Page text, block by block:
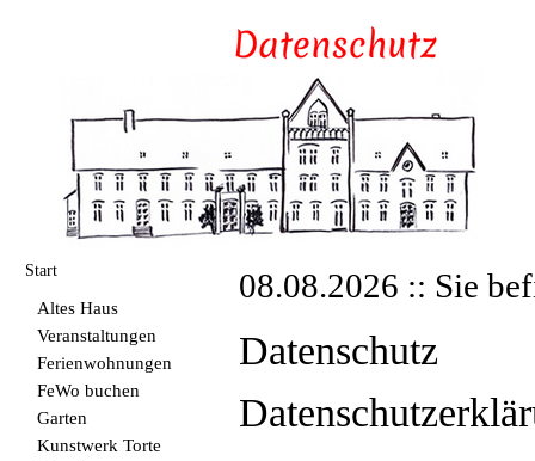
Start
Altes Haus
Veranstaltungen
Ferienwohnungen
FeWo buchen
Garten
Kunstwerk Torte
08.08.2026 :: Sie
Datenschutz